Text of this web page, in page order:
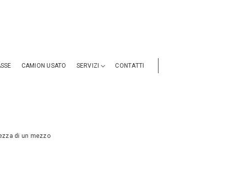
CAMION USATO SERVIZI CONTATTI
di un mezzo